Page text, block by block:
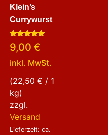
Klein’s
Currywurst
Bewertet
mit
von 5
9,00 €
inkl. MwSt.
(22,50 € / 1
kg)
zzgl.
Versand
Lieferzeit: ca.